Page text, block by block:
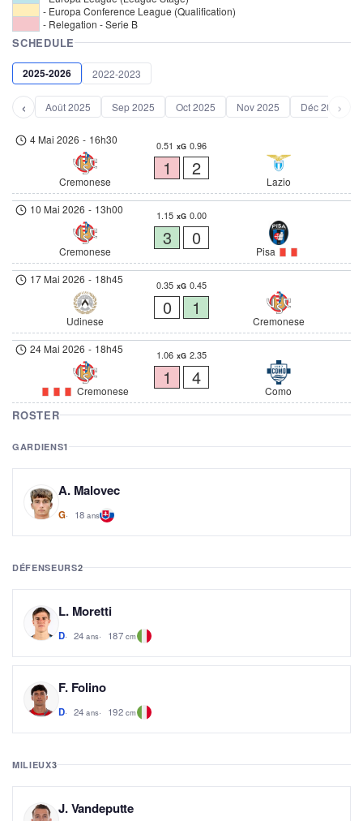
- Europa Conference League (Qualification)
- Relegation - Serie B
SCHEDULE
2025-2026 2022-2023
‹ Août 2025 Sep 2025 Oct 2025 Nov 2025 Déc 2025›
4 Mai 2026 - 16h30
Cremonese
0.51 xG 0.96
1 2
Lazio
10 Mai 2026 - 13h00
Cremonese
1.15 xG 0.00
3 0
Pisa
17 Mai 2026 - 18h45
Udinese
0.35 xG 0.45
0 1
Cremonese
24 Mai 2026 - 18h45
Cremonese
1.06 xG 2.35
1 4
Como
ROSTER
GARDIENS1
A. Malovec
G 18 ans
DÉFENSEURS2
L. Moretti
D 24 ans 187 cm
F. Folino
D 24 ans 192 cm
MILIEUX3
J. Vandeputte